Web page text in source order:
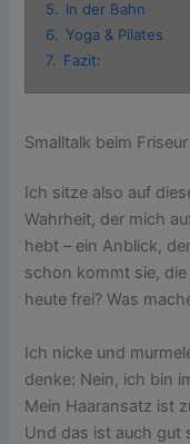
5. In der Bahn
6. Yoga & Pilates
7. Fazit:
Smalltalk beim Friseur
Ich sitze also auf
Wahrheit, der mich
hebt – ein Anblick,
schon kommt sie,
heute frei? Was
Ich nicke und
denke: Nein, ich bin
Mein Haaransatz ist
Und das ist auch gut